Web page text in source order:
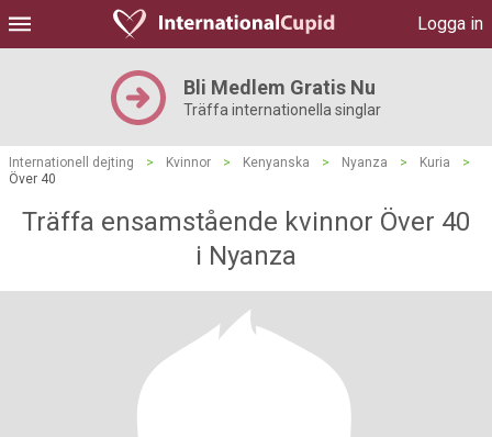
Logga in
Bli Medlem Gratis Nu
Träffa internationella singlar
Internationell dejting > Kvinnor > Kenyanska > Nyanza > Kuria
>
Över 40
Träffa ensamstående kvinnor Över 40
i Nyanza